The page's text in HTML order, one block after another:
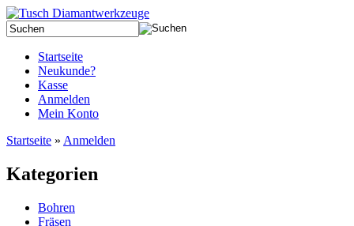
Startseite
Neukunde?
Kasse
Anmelden
Mein Konto
Startseite » Anmelden
Kategorien
Bohren
Fräsen